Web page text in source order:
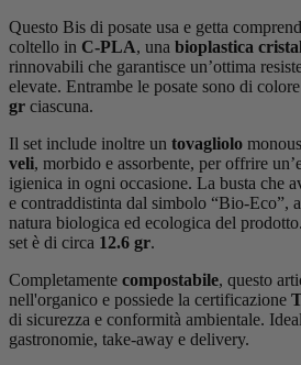
Questo Bis di posate usa e getta
coltello in C-PLA, una bioplastica
rinnovabili che garantisce un’ottima
elevate. Entrambe le posate sono di
gr ciascuna.
Il set include inoltre un tovagliolo
veli, morbido e assorbente, per offrire
igienica in ogni occasione. La busta che
e contraddistinta dal simbolo “Bio-Eco”,
natura biologica ed ecologica del
set è di circa 12.6 gr.
Completamente compostabile, questo
nell'organico e possiede la certificazione
di sicurezza e conformità ambientale.
gastronomie, take-away e delivery.